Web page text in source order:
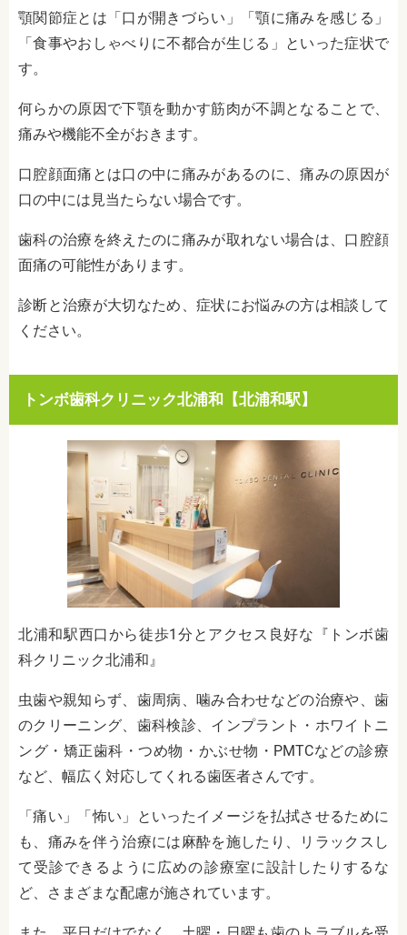
顎関節症とは「口が開きづらい」「顎に痛みを感じる」
「食事やおしゃべりに不都合が生じる」といった症状で
す。
何らかの原因で下顎を動かす筋肉が不調となることで、
痛みや機能不全がおきます。
口腔顔面痛とは口の中に痛みがあるのに、痛みの原因が
口の中には見当たらない場合です。
歯科の治療を終えたのに痛みが取れない場合は、口腔顔
面痛の可能性があります。
診断と治療が大切なため、症状にお悩みの方は相談して
ください。
トンボ歯科クリニック北浦和【北浦和駅】
北浦和駅西口から徒歩1分とアクセス良好な『トンボ歯
科クリニック北浦和』
虫歯や親知らず、歯周病、噛み合わせなどの治療や、歯
のクリーニング、歯科検診、インプラント・ホワイトニ
ング・矯正歯科・つめ物・かぶせ物・PMTCなどの診療
など、幅広く対応してくれる歯医者さんです。
「痛い」「怖い」といったイメージを払拭させるために
も、痛みを伴う治療には麻酔を施したり、リラックスし
て受診できるように広めの診療室に設計したりするな
ど、さまざまな配慮が施されています。